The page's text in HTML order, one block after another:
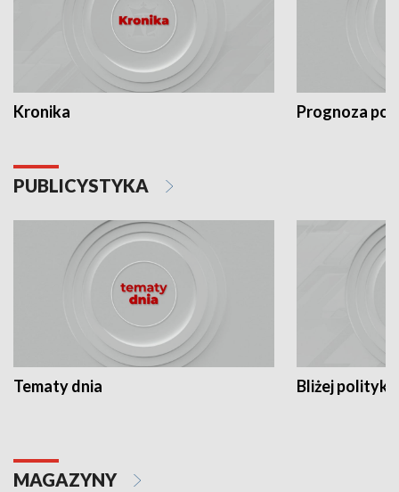
Kronika Prognoza
PUBLICYSTYKA
Tematy dnia Bliżej polityki
MAGAZYNY